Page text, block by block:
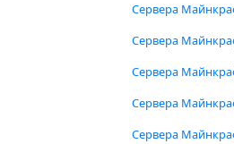
Сервера
Сервера
Сервера
Сервера
Сервера